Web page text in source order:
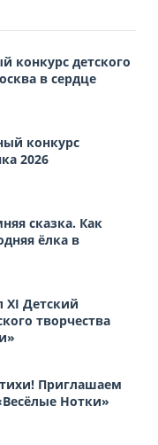
конкурс детского
в сердце
конкурс
2026
сказка. Как
ёлка в
Детский
творчества
Приглашаем
Нотки»